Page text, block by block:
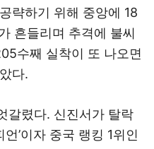
략하기 위해 중앙에 18
흔들리며 추격에 불씨
수째 실착이 또 나오면
다.
갈렸다. 신진서가 탈락
’이자 중국 랭킹 1위인